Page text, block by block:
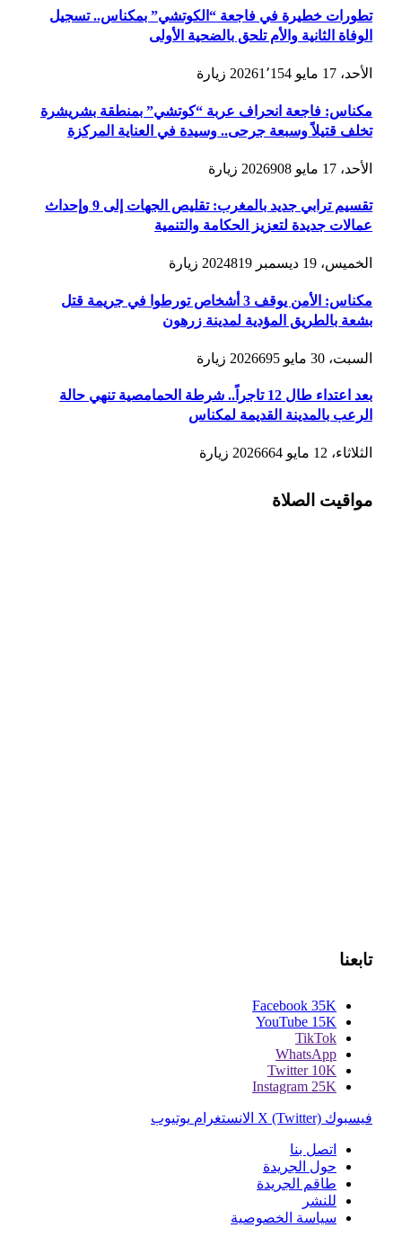
تطورات خطيرة في فاجعة “الكوتشي” بمكناس.. تسجيل
الوفاة الثانية والأم تلحق بالضحية الأولى
الأحد، 17 مايو 2026 1٬154 زيارة
مكناس: فاجعة انحراف عربة “كوتشي” بمنطقة بشريشرة
تخلف قتيلاً وسبعة جرحى.. وسيدة في العناية المركزة
الأحد، 17 مايو 2026 908 زيارة
تقسيم ترابي جديد بالمغرب: تقليص الجهات إلى 9 وإحداث
عمالات جديدة لتعزيز الحكامة والتنمية
الخميس، 19 ديسمبر 2024 819 زيارة
مكناس: الأمن يوقف 3 أشخاص تورطوا في جريمة قتل
بشعة بالطريق المؤدية لمدينة زرهون
السبت، 30 مايو 2026 695 زيارة
بعد اعتداء طال 12 تاجراً.. شرطة الحمامصية تنهي حالة
الرعب بالمدينة القديمة لمكناس
الثلاثاء، 12 مايو 2026 664 زيارة
مواقيت الصلاة
تابعنا
Facebook 35K
YouTube 15K
TikTok
WhatsApp
Twitter 10K
Instagram 25K
فيسبوك X (Twitter) الانستغرام يوتيوب
اتصل بنا
حول الجريدة
طاقم الجريدة
للنشر
سياسة الخصوصية